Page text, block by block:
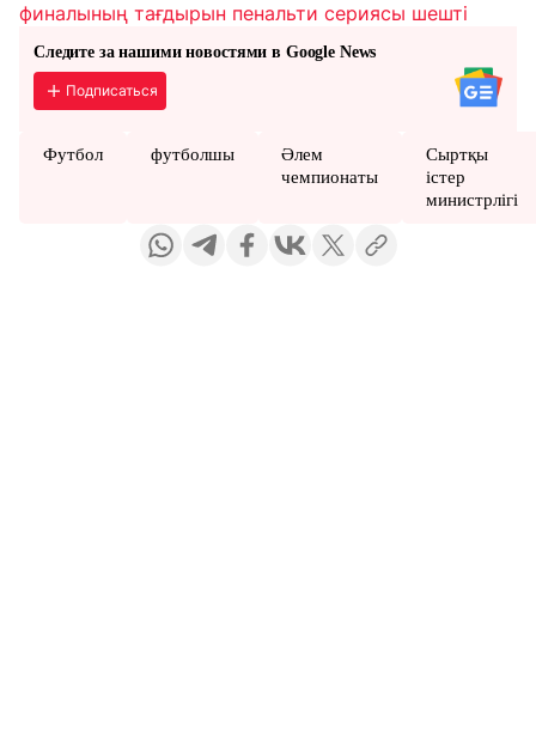
финалының тағдырын пенальти сериясы шешті
Следите за нашими новостями в Google News
Подписаться
Футбол футболшы
Әлем
чемпионаты
Сыртқы
істер
министрлігі